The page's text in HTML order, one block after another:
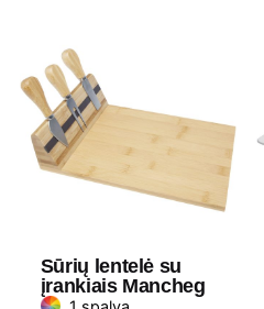
Plotis
Medžiaga
Gramatūra / Talpa
Sūrių lentelė su
įrankiais Mancheg